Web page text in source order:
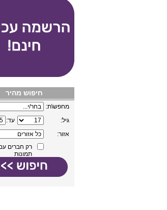
חיפוש מהיר
מחפש\ת:
גיל:
עד:
אזור:
רק חברים
תמונות